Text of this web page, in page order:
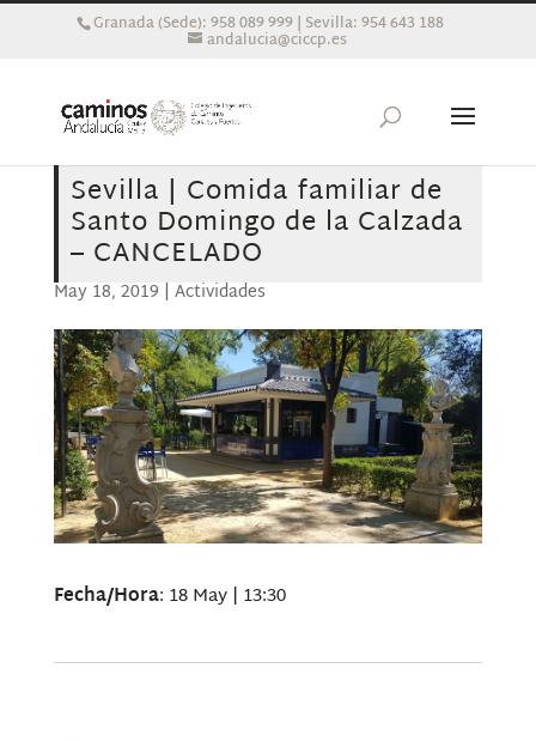
Granada (Sede): 958 089 999 | Sevilla: 954 643 188
andalucia@ciccp.es
Sevilla | Comida familiar de
Santo Domingo de la Calzada
– CANCELADO
May 18, 2019 | Actividades
Fecha/Hora: 18 May | 13:30